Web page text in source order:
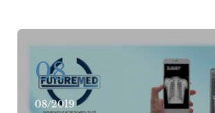
08
08/2019